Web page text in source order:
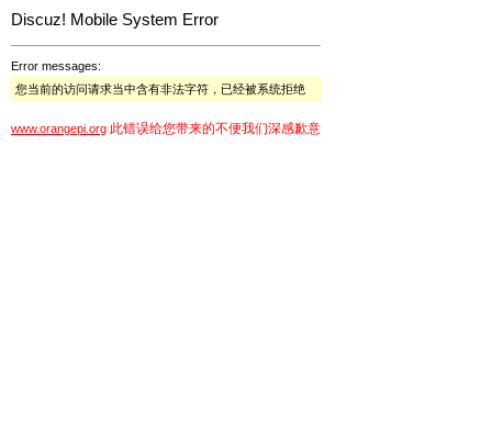
Discuz! Mobile System Error
Error messages:
您当前的访问请求当中含有非法字符，已经被系统拒绝
www.orangepi.org 此错误给您带来的不便我们深感歉意